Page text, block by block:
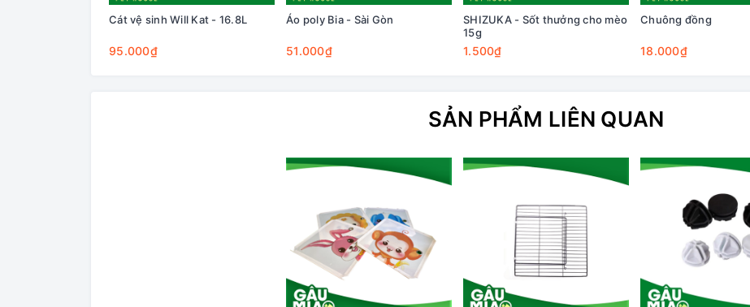
Cát vệ sinh Will Kat - 16.8L
95.000₫
Áo poly Bia - Sài Gòn
51.000₫
SHIZUKA - Sốt thưởng cho mèo
15g
1.500₫
Chuông đồng
18.000₫
SẢN PHẨM LIÊN QUAN